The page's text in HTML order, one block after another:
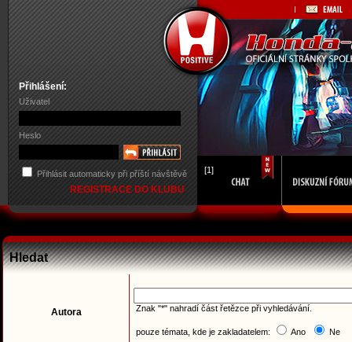
Přihlášení:
Uživatel
Heslo
Přihlásit automaticky při příští návštěvě
REGISTRACE DO KLUBU
[1]
Hledat
Autora Znak "*" nahradí část řetězce při vyhledávání.
pouze témata, kde je zakladatelem: Ano Ne